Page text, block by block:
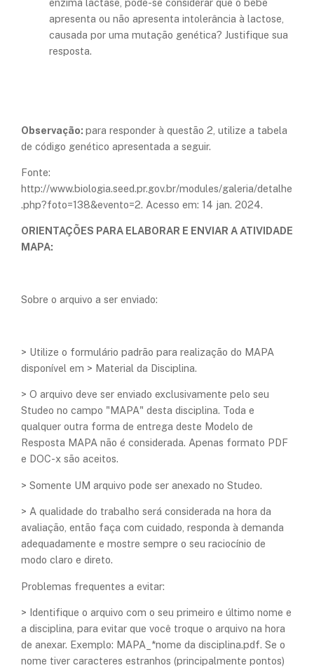
enzima lactase, pode-se considerar que o bebê
apresenta ou não apresenta intolerância à lactose,
causada por uma mutação genética? Justifique sua
resposta.
Observação: para responder à questão 2, utilize a tabela
de código genético apresentada a seguir.
Fonte:
http://www.biologia.seed.pr.gov.br/modules/galeria/detalhe
.php?foto=138&evento=2. Acesso em: 14 jan. 2024.
ORIENTAÇÕES PARA ELABORAR E ENVIAR A ATIVIDADE
MAPA:
Sobre o arquivo a ser enviado:
> Utilize o formulário padrão para realização do MAPA
disponível em > Material da Disciplina.
> O arquivo deve ser enviado exclusivamente pelo seu
Studeo no campo "MAPA" desta disciplina. Toda e
qualquer outra forma de entrega deste Modelo de
Resposta MAPA não é considerada. Apenas formato PDF
e DOC-x são aceitos.
> Somente UM arquivo pode ser anexado no Studeo.
> A qualidade do trabalho será considerada na hora da
avaliação, então faça com cuidado, responda à demanda
adequadamente e mostre sempre o seu raciocínio de
modo claro e direto.
Problemas frequentes a evitar:
> Identifique o arquivo com o seu primeiro e último nome e
a disciplina, para evitar que você troque o arquivo na hora
de anexar. Exemplo: MAPA_*nome da disciplina.pdf. Se o
nome tiver caracteres estranhos (principalmente pontos)